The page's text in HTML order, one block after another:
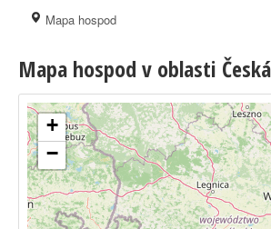
Mapa hospod
Mapa hospod v oblasti
+
−